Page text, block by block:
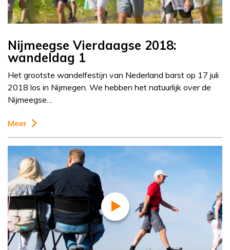
Nijmeegse Vierdaagse 2018:
wandeldag 1
Het grootste wandelfestijn van Nederland barst op 17 juli
2018 los in Nijmegen. We hebben het natuurlijk over de
Nijmeegse…
Meer